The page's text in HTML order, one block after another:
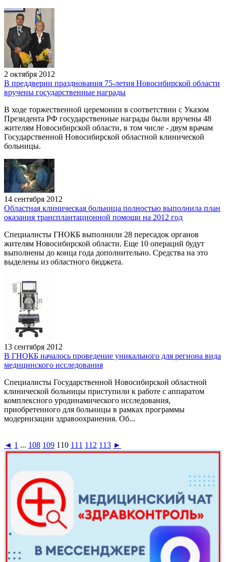
2 октября 2012
В преддверии празднования 75-летия Новосибирской области
вручены государственные награды
​В ходе торжественной церемонии в соответствии с Указом
Президента РФ государственные награды были вручены 48
жителям Новосибирской области, в том числе - двум врачам
Государственной Новосибирской областной клинической
больницы.
14 сентября 2012
Областная клиническая больница полностью выполнила план
оказания трансплантационной помощи на 2012 год
Специалисты ГНОКБ выполнили 28 пересадок органов
жителям Новосибирской области. Еще 10 операций будут
выполнены до конца года дополнительно. Средства на это
выделены из областного бюджета.
13 сентября 2012
В ГНОКБ началось проведение уникального для региона вида
медицинского исследования
Специалисты Государственной Новосибирской областной
клинической больницы приступили к работе с аппаратом
комплексного уродинамического исследования,
приобретенного для больницы в рамках программы
модернизации здравоохранения. Об...
◄ 1 ... 108 109 110 111 112 113 ►